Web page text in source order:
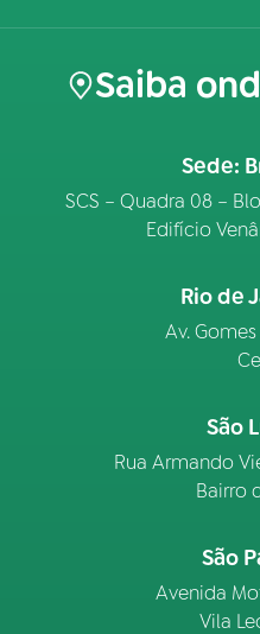
Saiba
Sede:
SCS – Quadra 08 –
Edifício
Rio de
Av. Gomes
São
Rua Armando
Bairro
São
Avenida
Vila